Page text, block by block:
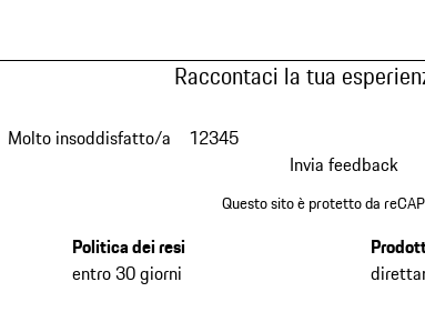
Raccontaci la tua
Molto insoddisfatto/a 12345
Invia feedback
Questo sito è protetto da
Politica dei resi
entro 30 giorni